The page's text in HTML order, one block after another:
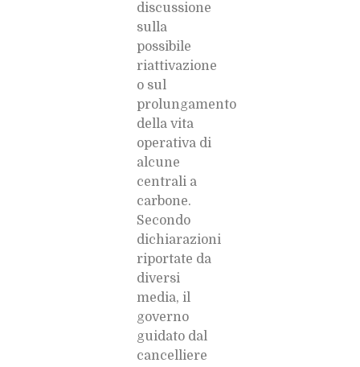
discussione
sulla
possibile
riattivazione
o sul
prolungamento
della vita
operativa di
alcune
centrali a
carbone.
Secondo
dichiarazioni
riportate da
diversi
media, il
governo
guidato dal
cancelliere